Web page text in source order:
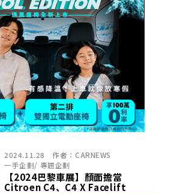
2024.11.28 作者： CARNEWS
一手企劃/ 專題企劃
【2024巴黎車展】顏面擔當
Citroen C4、C4 X Facelift